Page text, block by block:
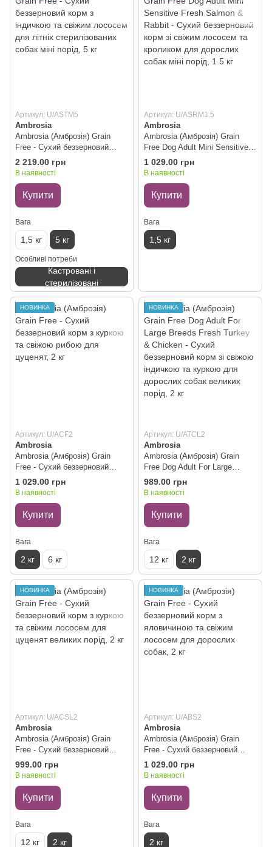
Артикул: U/ASTM5
Ambrosia
Ambrosia (Амброзія) Grain
Free - Сухий беззерновий
корм з індичкою та свіжим
лососем для літніх
порід, 5 кг
2 219.00 грн
В наявності
Купити
Вага
1,5 кг 5 кг
Особливі потреби
Кастровані і
стерилізовані
Артикул: U/ASRM1.5
Ambrosia
Ambrosia (Амброзія) Grain
Free Dog Adult Mini Sensitive
Fresh Salmon & Rabbit - Сухий
беззерновий корм зі свіжим
дорослих собак міні порід, 1.5
кг
1 029.00 грн
В наявності
Купити
Вага
1,5 кг
НОВИНКА
Артикул: U/ACF2
Ambrosia
Ambrosia (Амброзія) Grain
Free - Сухий беззерновий
корм з куркою та свіжою
рибою для цуценят, 2 кг
1 029.00 грн
В наявності
Купити
Вага
2 кг 6 кг
НОВИНКА
Артикул: U/ATCL2
Ambrosia
Ambrosia (Амброзія) Grain
Free Dog Adult For Large
Breeds Fresh Turkey & Chicken
- Сухий беззерновий корм зі
для дорослих собак великих
порід, 2 кг
989.00 грн
В наявності
Купити
Вага
12 кг 2 кг
НОВИНКА
Артикул: U/ACSL2
Ambrosia
Ambrosia (Амброзія) Grain
Free - Сухий беззерновий
корм з куркою та свіжим
лососем для цуценят великих
999.00 грн
В наявності
Купити
Вага
12 кг 2 кг
НОВИНКА
Артикул: U/ABS2
Ambrosia
Ambrosia (Амброзія) Grain
Free - Cухий беззерновий
корм з яловичиною та свіжим
лососем для дорослих собак,
1 029.00 грн
В наявності
Купити
Вага
2 кг